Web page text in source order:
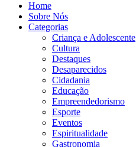
Home
Sobre Nós
Categorias
Criança e Adolescente
Cultura
Destaques
Desaparecidos
Cidadania
Educação
Empreendedorismo
Esporte
Eventos
Espiritualidade
Gastronomia